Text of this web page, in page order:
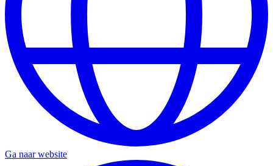
Ga naar website